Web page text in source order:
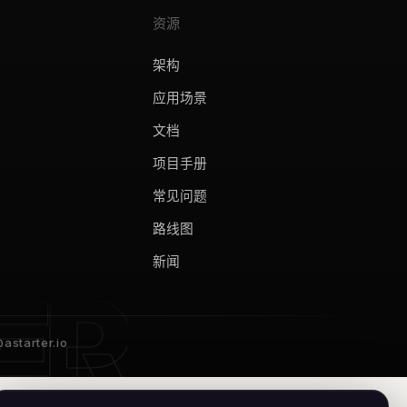
资源
架构
应用场景
文档
项目手册
常见问题
路线图
新闻